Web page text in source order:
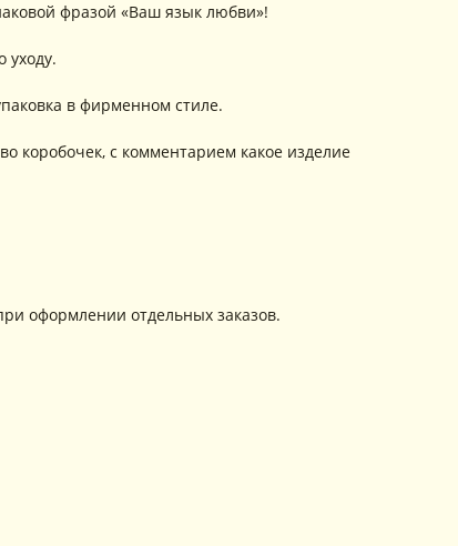
фразой «Ваш язык любви»!
уходу.
в фирменном стиле.
коробочек, с комментарием какое изделие
оформлении отдельных заказов.